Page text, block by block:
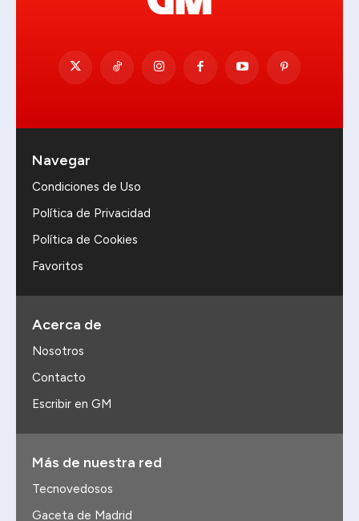
Navegar
Condiciones de Uso
Política de Privacidad
Política de Cookies
Favoritos
Acerca de
Nosotros
Contacto
Escribir en GM
Más de nuestra red
Tecnovedosos
Gaceta de Madrid